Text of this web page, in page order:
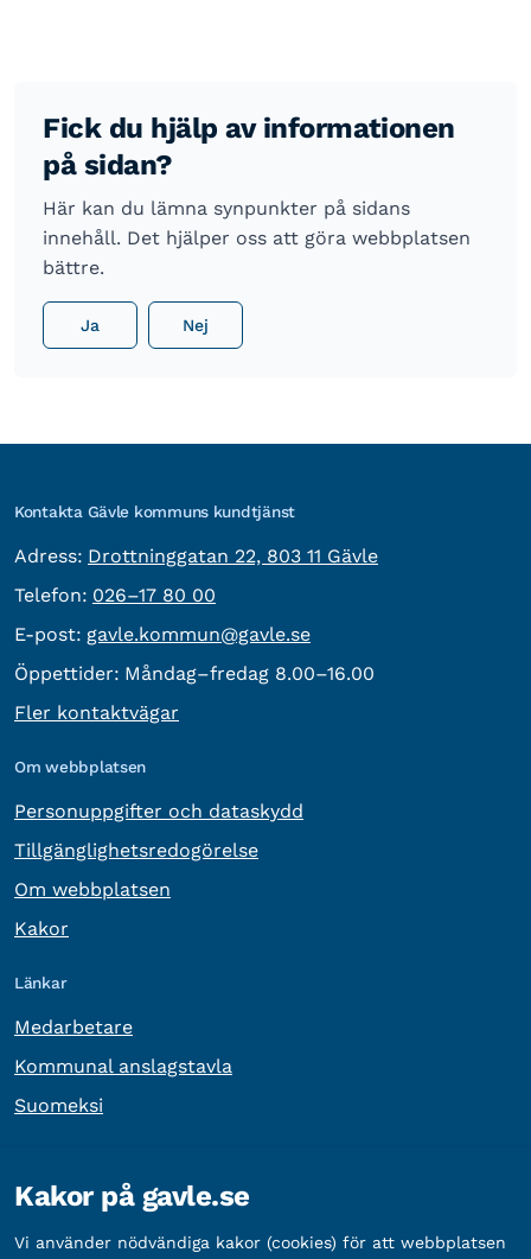
Fick du hjälp av informationen
på sidan?
Här kan du lämna synpunkter på sidans
innehåll. Det hjälper oss att göra webbplatsen
bättre.
Ja Nej
Kontakta Gävle kommuns kundtjänst
Adress: besöksadress:
Drottninggatan 22, 803 11 Gävle
Telefon: Telefon:
026–17 80 00
E-post: E-post:
gavle.kommun@gavle.se
Öppettider: Måndag–fredag 8.00–16.00
Fler kontaktvägar
Om webbplatsen
Personuppgifter och dataskydd
Tillgänglighetsredogörelse
Om webbplatsen
Kakor
Länkar
Medarbetare
Kommunal anslagstavla
Suomeksi
Organisationsnummer: 212000-2338
Bankgironummer: 5888-2333
Kakor på gavle.se
Vi använder nödvändiga kakor (cookies) för att webbplatsen